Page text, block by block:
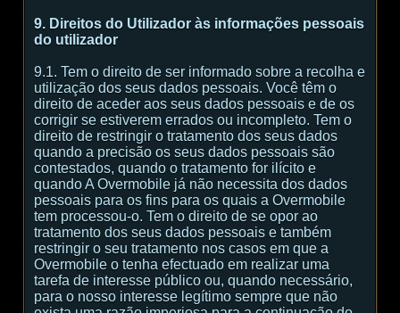
9. Direitos do Utilizador às informações pessoais
do utilizador
9.1. Tem o direito de ser informado sobre a recolha e
utilização dos seus dados pessoais. Você têm o
direito de aceder aos seus dados pessoais e de os
corrigir se estiverem errados ou incompleto. Tem o
direito de restringir o tratamento dos seus dados
quando a precisão os seus dados pessoais são
contestados, quando o tratamento for ilícito e
quando A Overmobile já não necessita dos dados
pessoais para os fins para os quais a Overmobile
tem processou-o. Tem o direito de se opor ao
tratamento dos seus dados pessoais e também
restringir o seu tratamento nos casos em que a
Overmobile o tenha efectuado em realizar uma
tarefa de interesse público ou, quando necessário,
para o nosso interesse legítimo sempre que não